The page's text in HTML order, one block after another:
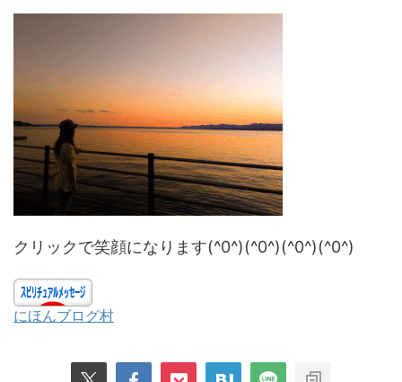
クリックで笑顔になります(^0^)(^0^)(^0^)(^0^)
にほんブログ村